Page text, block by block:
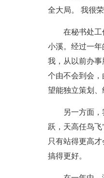
全大局。 我很
在秘书处
小溪。经过一年
我，从以前办
个由不会到会
望能独立策划、
另一方面
跃，天高任鸟
只有站得更高
搞得更好。